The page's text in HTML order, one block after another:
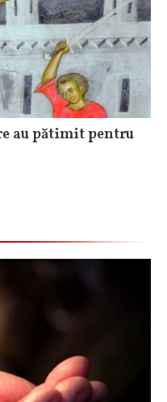
au pătimit pentru